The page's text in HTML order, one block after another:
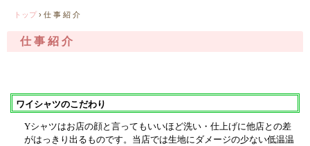
トップ › 仕 事 紹 介
仕 事 紹 介
ワイシャツのこだわり
Yシャツはお店の顔と言ってもいいほど洗い・仕上げに他店との差
がはっきり出るものです。当店では生地にダメージの少ない低温温